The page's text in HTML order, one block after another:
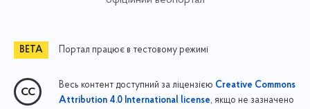
Портал працює в тестовому режимі
Весь контент доступний за ліцензією Creative Commons
Attribution 4.0 International license, якщо не зазначено